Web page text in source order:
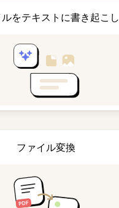
をテキストに書き起こし
ファイル変換